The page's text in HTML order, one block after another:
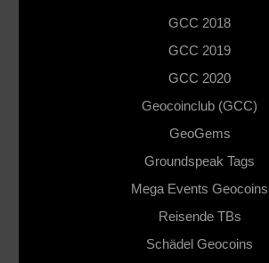
GCC 2018
GCC 2019
GCC 2020
Geocoinclub (GCC)
GeoGems
Groundspeak Tags
Mega Events Geocoins
Reisende TBs
Schädel Geocoins